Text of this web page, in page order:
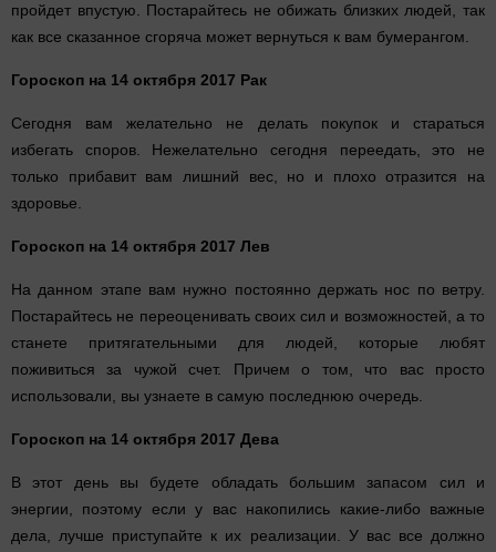
пройдет впустую. Постарайтесь не обижать близких людей, так
как все сказанное сгоряча может вернуться к вам бумерангом.
Гороскоп на 14 октября 2017 Рак
Сегодня вам желательно не делать покупок и стараться
избегать споров. Нежелательно сегодня переедать, это не
только прибавит вам лишний вес, но и плохо отразится на
здоровье.
Гороскоп на 14 октября 2017 Лев
На данном этапе вам нужно постоянно держать нос по ветру.
Постарайтесь не переоценивать своих сил и возможностей, а то
станете притягательными для людей, которые любят
поживиться за чужой счет. Причем о том, что вас просто
использовали, вы узнаете в самую последнюю очередь.
Гороскоп на 14 октября 2017 Дева
В этот день вы будете обладать большим запасом сил и
энергии, поэтому если у вас накопились какие-либо важные
дела, лучше приступайте к их реализации. У вас все должно